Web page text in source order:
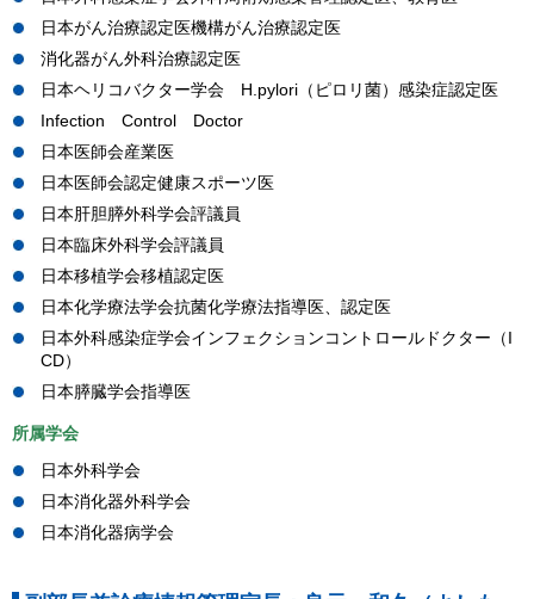
日本がん治療認定医機構がん治療認定医
消化器がん外科治療認定医
日本ヘリコバクター学会 H.pylori（ピロリ菌）感染症認定医
Infection Control Doctor
日本医師会産業医
日本医師会認定健康スポーツ医
日本肝胆膵外科学会評議員
日本臨床外科学会評議員
日本移植学会移植認定医
日本化学療法学会抗菌化学療法指導医、認定医
日本外科感染症学会インフェクションコントロールドクター（I
CD）
日本膵臓学会指導医
所属学会
日本外科学会
日本消化器外科学会
日本消化器病学会